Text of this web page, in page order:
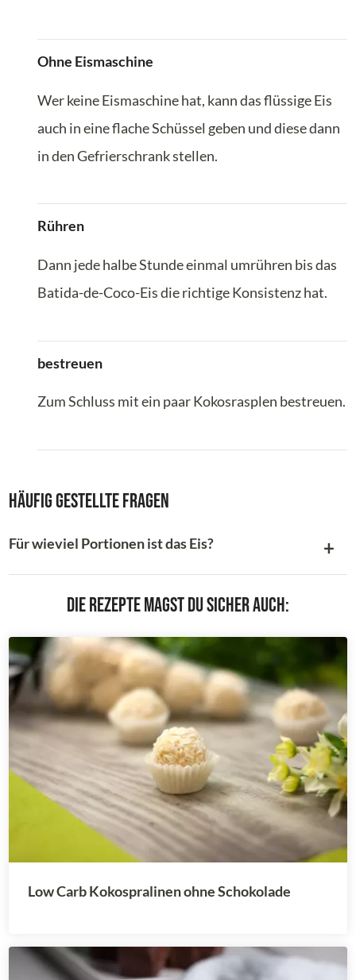
Ohne Eismaschine
Wer keine Eismaschine hat, kann das flüssige Eis
auch in eine flache Schüssel geben und diese dann
in den Gefrierschrank stellen.
Rühren
Dann jede halbe Stunde einmal umrühren bis das
Batida-de-Coco-Eis die richtige Konsistenz hat.
bestreuen
Zum Schluss mit ein paar Kokosrasplen bestreuen.
Häufig gestellte Fragen
Für wieviel Portionen ist das Eis?
Die Rezepte magst du sicher auch:
Low Carb Kokospralinen ohne Schokolade